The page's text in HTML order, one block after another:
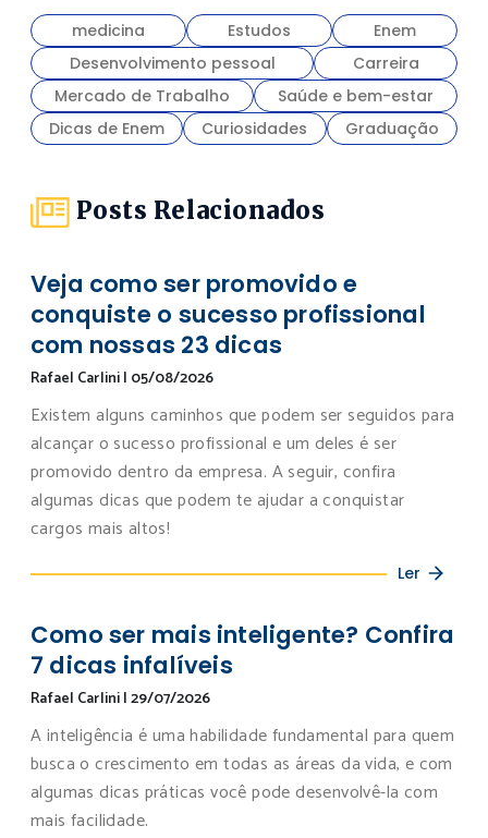
medicina Estudos
Enem
Desenvolvimento pessoal
Carreira
Mercado de Trabalho
Saúde e bem-estar
Dicas de Enem
Curiosidades Graduação
Posts Relacionados
Veja como ser promovido e
conquiste o sucesso profissional
com nossas 23 dicas
Rafael Carlini| 05/08/2026
Existem alguns caminhos que podem ser seguidos para
alcançar o sucesso profissional e um deles é ser
promovido dentro da empresa. A seguir, confira
algumas dicas que podem te ajudar a conquistar
cargos mais altos!
Ler
Como ser mais inteligente? Confira
7 dicas infalíveis
Rafael Carlini|29/07/2026
A inteligência é uma habilidade fundamental para quem
busca o crescimento em todas as áreas da vida, e com
algumas dicas práticas você pode desenvolvê-la com
mais facilidade.